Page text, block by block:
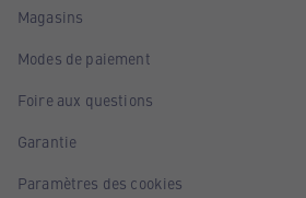
Magasins
Modes de paiement
Foire aux questions
Garantie
Paramètres des cookies